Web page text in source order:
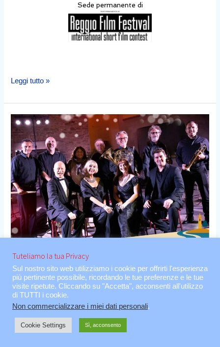
Sede permanente di
Leggi tutto »
Galà d’Operetta
Galà
d’Operetta
Tuteliamo la tua Privacy
Sul nostro sito web utilizziamo i cookie per offrirti l'esperienza
più pertinente possibile, ricordando le tue preferenze e le tue
visite ripetute. Cliccando su "Accetta", acconsenti all'utilizzo
di TUTTI i cookie.
Non commercializzare i miei dati personali.
Cookie Settings Sì, acconsento